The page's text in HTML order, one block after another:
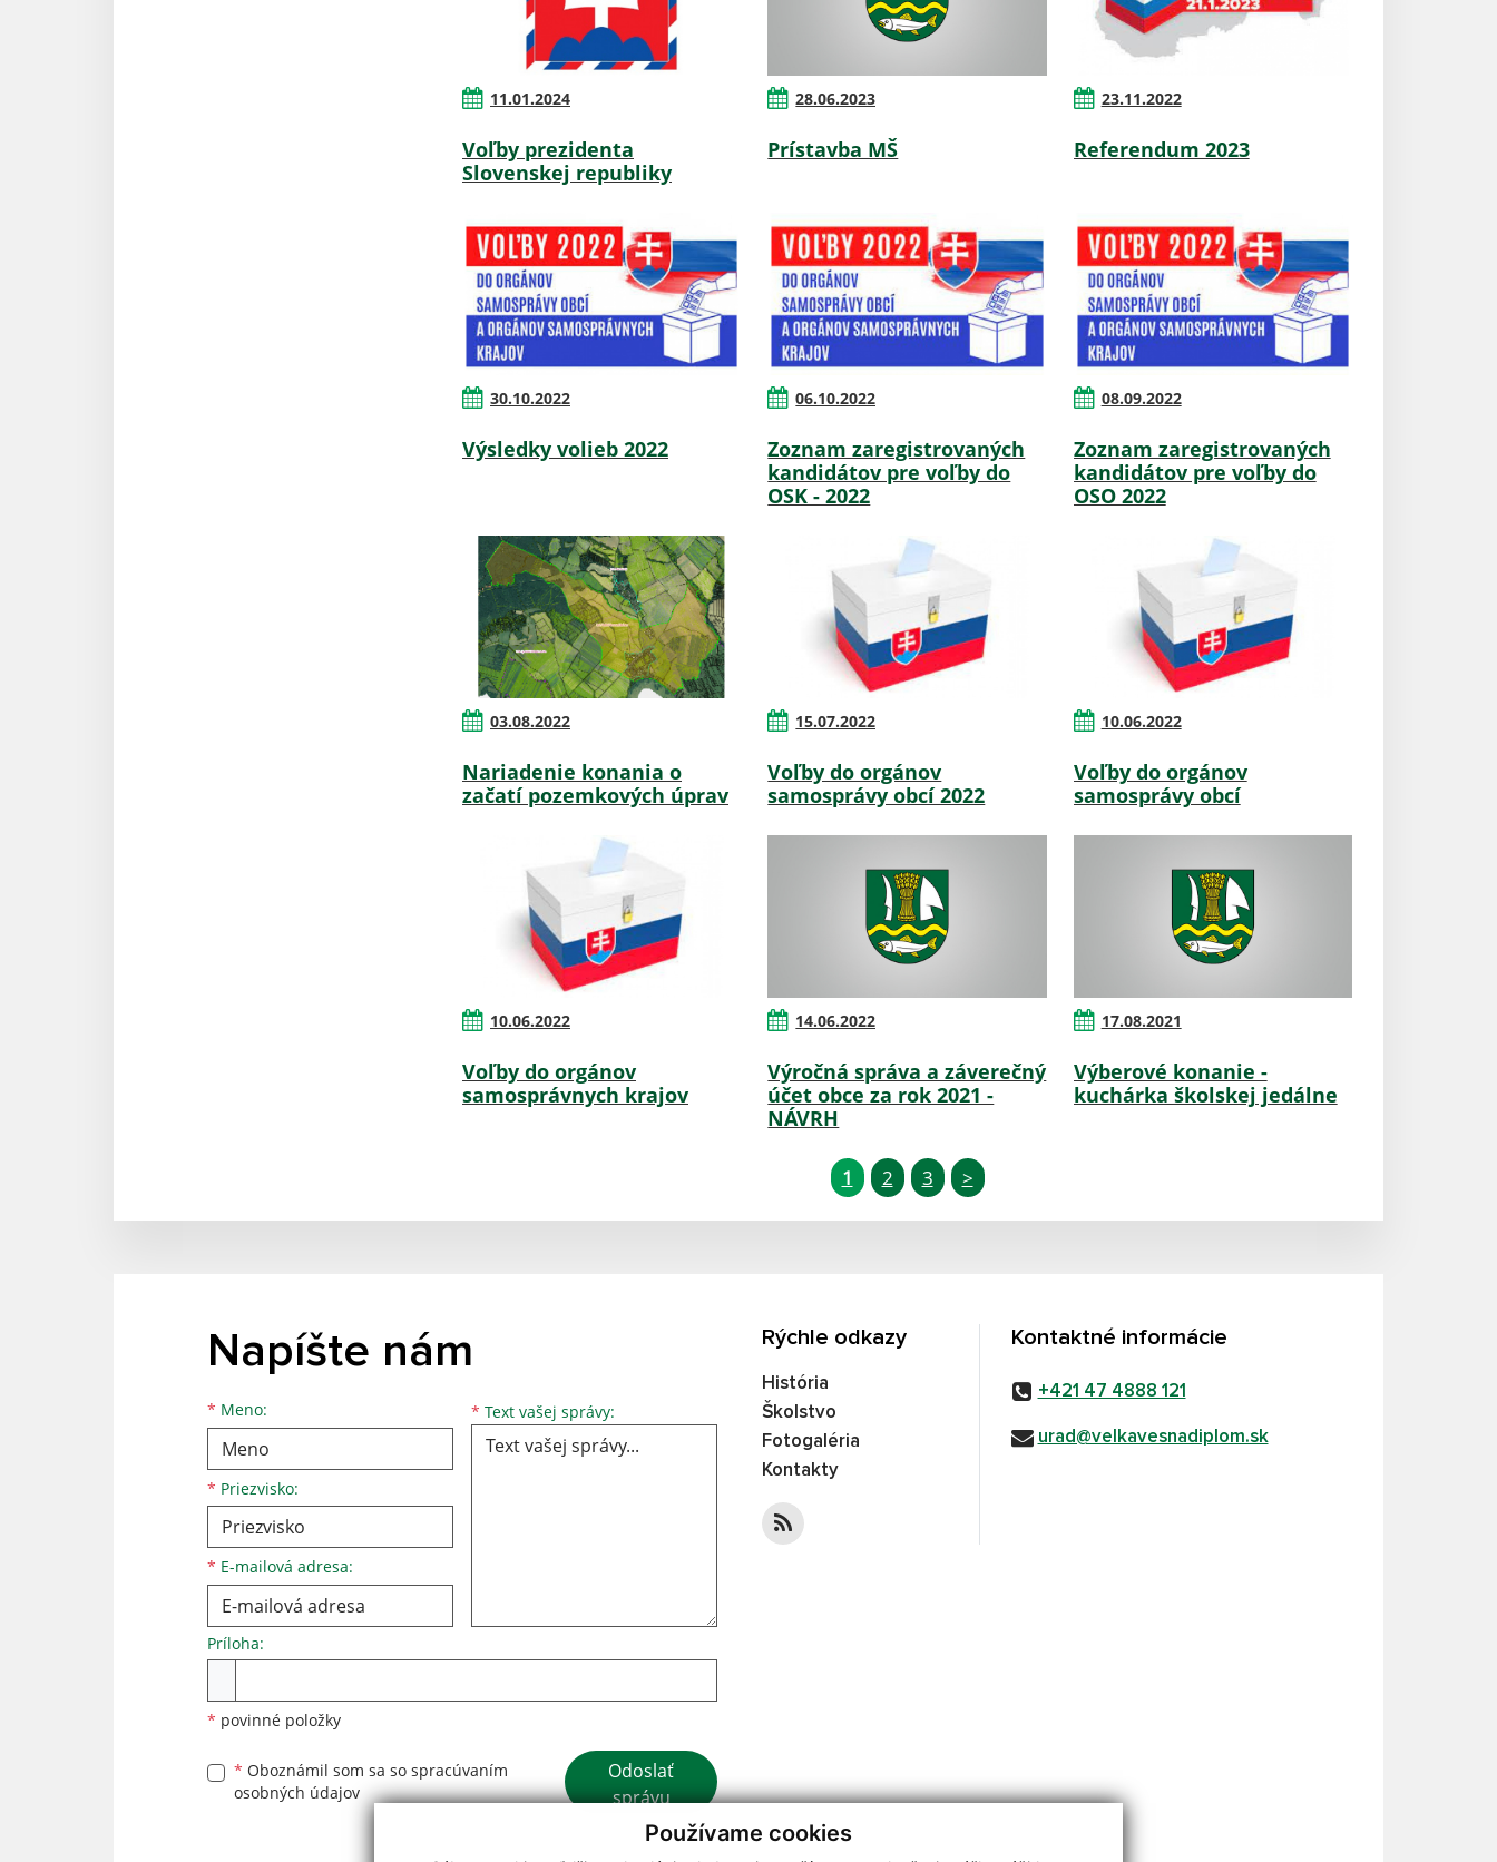
Používame cookies
11.01.2024
Voľby prezidenta
Slovenskej republiky
28.06.2023
Prístavba MŠ
23.11.2022
Referendum 2023
30.10.2022
Výsledky volieb 2022
06.10.2022
Zoznam zaregistrovaných
kandidátov pre voľby do
OSK - 2022
08.09.2022
Zoznam zaregistrovaných
kandidátov pre voľby do
OSO 2022
03.08.2022
Nariadenie konania o
začatí pozemkových úprav
15.07.2022
Voľby do orgánov
samosprávy obcí 2022
10.06.2022
Voľby do orgánov
samosprávy obcí
10.06.2022
Voľby do orgánov
samosprávnych krajov
14.06.2022
Výročná správa a záverečný
účet obce za rok 2021 -
NÁVRH
17.08.2021
Výberové konanie -
kuchárka školskej jedálne
1 2 3 >
Napíšte nám
* Meno:
Meno
* Priezvisko:
Priezvisko
* E-mailová adresa:
E-mailová adresa * Text vašej správy: Text vašej správy...
Príloha:
* povinné položky
* Oboznámil som sa so spracúvaním
osobných údajov
Google reCaptcha Response
Odoslať
správu
Rýchle odkazy
História
Školstvo
Fotogaléria
Kontakty
Kontaktné informácie
+421 47 4888 121
urad@velkavesnadiplom.sk